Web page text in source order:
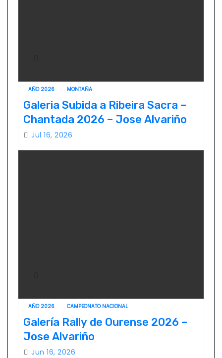
AÑO 2026 MONTAÑA
Galeria Subida a Ribeira Sacra –
Chantada 2026 – Jose Alvariño
Jul 16, 2026
AÑO 2026 CAMPEONATO NACIONAL
Galería Rally de Ourense 2026 –
Jose Alvariño
Jun 16, 2026